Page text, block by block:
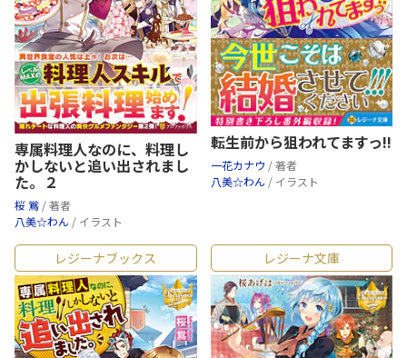
専属料理人なのに、料理し
かしないと追い出されまし
た。２
桜 鴬 / 著者
八美☆わん / イラスト
転生前から狙われてますっ!!
一花カナウ / 著者
八美☆わん / イラスト
レジーナブックス レジーナ文庫